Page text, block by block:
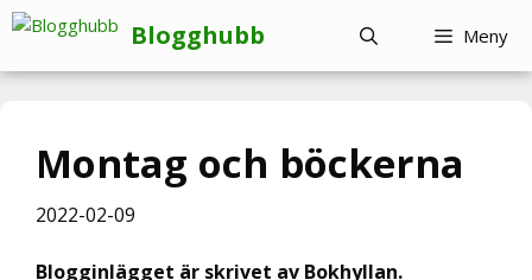
Hoppa
innehåll
Blogghubb Meny
Montag och böckerna
2022-02-09
Blogginlägget är skrivet av Bokhyllan.